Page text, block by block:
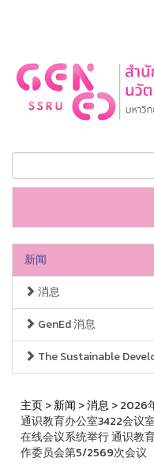
新闻
消息
GenEd 消息
The Sustainable
主页>新闻 >消息> 2026
通识教育办公室3422会议
在线会议系统举行 通识教
作委员会第5/2569次会议